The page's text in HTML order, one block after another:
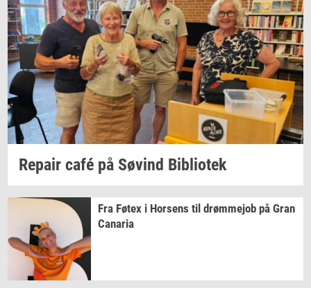
Re­pair café på Søvind Bi­bli­o­tek
Fra Føtex i Hor­sens til drømm­ejob på Gran
Ca­na­ria